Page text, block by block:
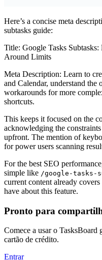
Here’s a concise meta
subtasks guide:
Title: Google Tasks
Around Limits
Meta Description: Learn to
and Calendar, understand
workarounds for more
shortcuts.
This keeps it focused on the
acknowledging the
upfront. The mention of
for power users scanning
For the best SEO
simple like /google-tasks-
current content already
have about this feature.
Pronto para
Comece a usar o TasksBoard
cartão de crédito.
Entrar